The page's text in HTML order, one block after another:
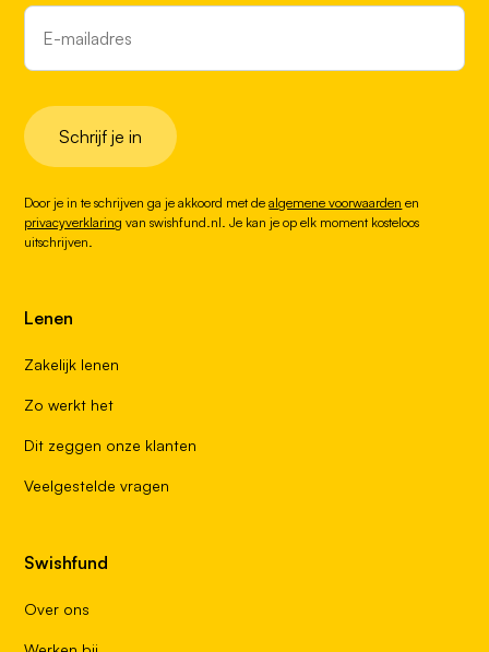
Schrijf je in
Door je in te schrijven ga je akkoord met dealgemene voorwaarden en
privacyverklaring van swishfund.nl. Je kan je op elk moment kosteloos
uitschrijven.
Lenen
Zakelijk lenen
Zo werkt het
Dit zeggen onze klanten
Veelgestelde vragen
Swishfund
Over ons